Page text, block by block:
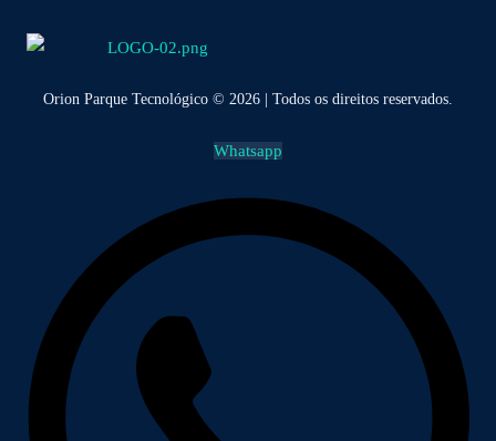
Orion Parque Tecnológico © 2026 | Todos os direitos reservados.
Whatsapp